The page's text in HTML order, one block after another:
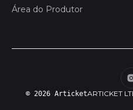
Área do Produtor
© 2026 ArticketARTICKET